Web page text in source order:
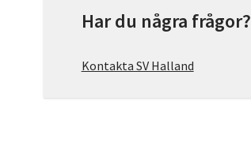
Har du några frågor?
Kontakta SV Halland